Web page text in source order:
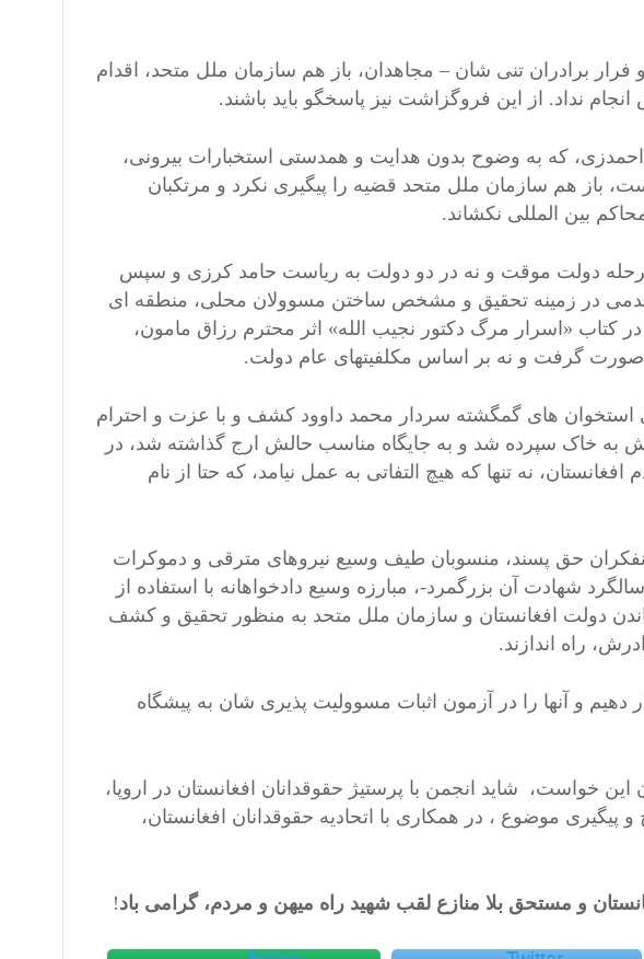
برادران تنی شان – مجاهدان، باز هم سازمان ملل متحد، اقدام
نداد. از این فروگزاشت نیز پاسخگو باید باشند.
که به وضوح بدون هدایت و همدستی استخبارات بیرونی،
باز هم سازمان ملل متحد قضیه را پیگیری نکرد و مرتکبان
بین المللی نکشاند.
مرحله دولت موقت و نه در دو دولت به ریاست حامد کرزی و سپس
در زمینه تحقیق و مشخص ساختن مسوولان محلی، منطقه ای
کتاب «اسرار مرگ دکتور نجیب الله» اثر محترم رزاق مامون،
صورت گرفت و نه بر اساس مکلفیتهای عام دولت.
استخوان های گمگشته سردار محمد داوود کشف و با عزت و احترام
به خاک سپرده شد و به جایگاه مناسب حالش ارج گذاشته شد، در
نه تنها که هیچ التفاتی به عمل نیامد، که حتا از نام
حق پسند، منسوبان طیف وسیع نیروهای مترقی و دموکرات
شهادت آن بزرگمرد-، مبارزه وسیع دادخواهانه با استفاده از
دولت افغانستان و سازمان ملل متحد به منظور تحقیق و کشف
راه اندازند.
دهیم و آنها را در آزمون اثبات مسوولیت پذیری شان به پیشگاه
خواست، شاید انجمن با پرستیژ حقوقدانان افغانستان در اروپا،
موضوع ، در همکاری با اتحادیه حقوقدانان افغانستان،
و مستحق بلا منازع لقب شهید راه میهن و مردم، گرامی باد!